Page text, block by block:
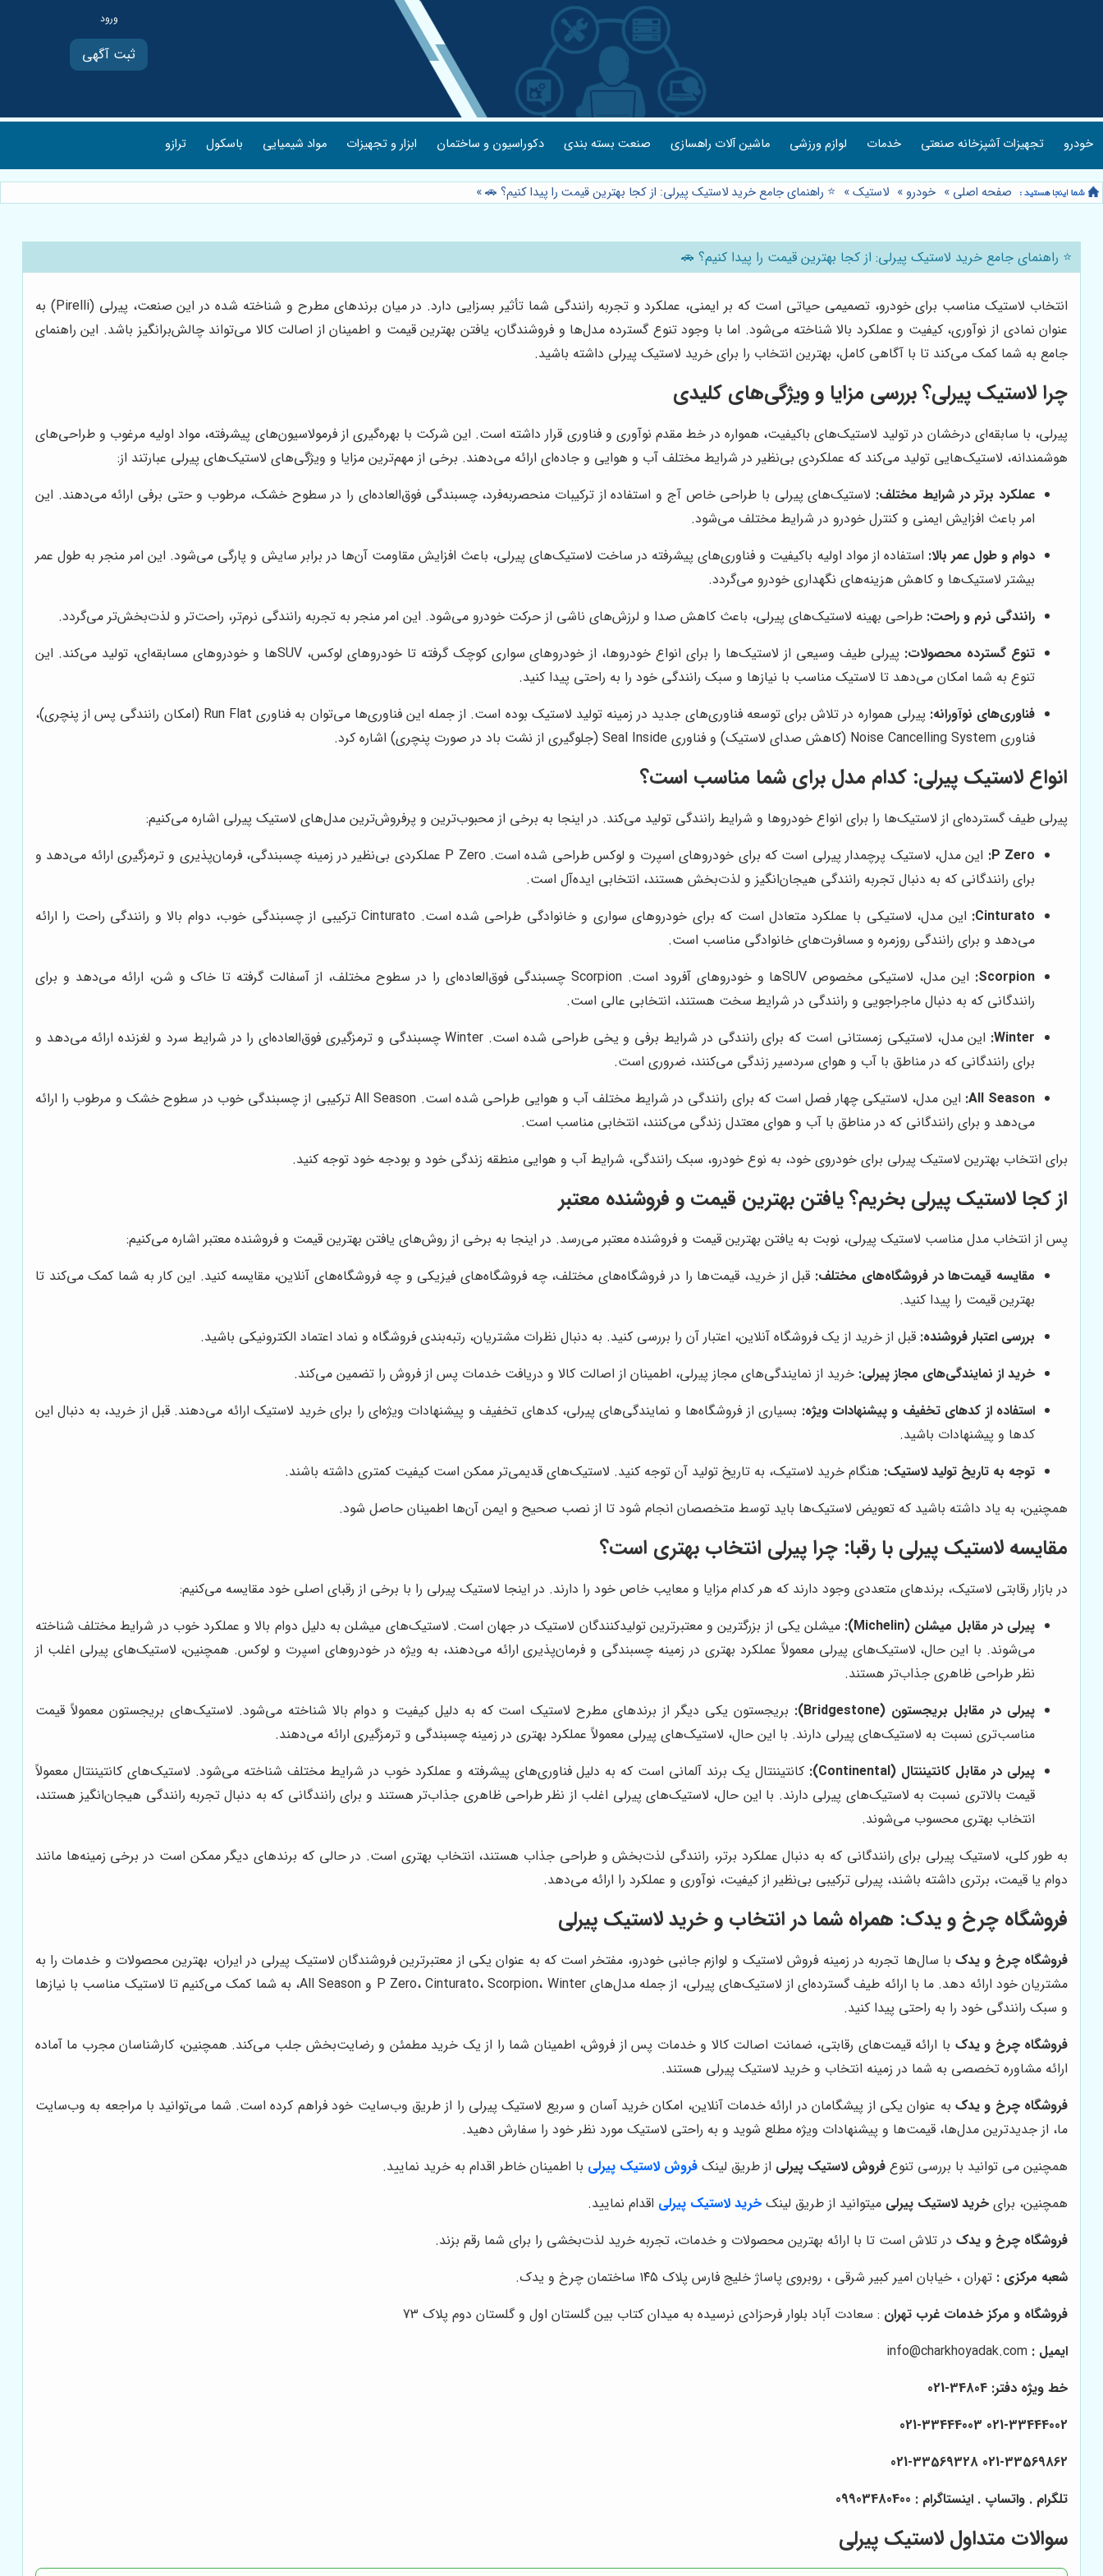
ثبت آگهی
خودرو تجهیزات آشپزخانه صنعتی خدمات لوازم ورزشی ماشین آلات راهسازی صنعت بسته بندی دکوراسیون و ساختمان ابزار و تجهیزات مواد شیمیایی باسکول ترازو
صفحه اصلی » خودرو » لاستیک» ⭐️ راهنمای جامع خرید لاستیک پیرلی: از کجا بهترین قیمت را پیدا کنیم؟ 🚗»
⭐️ راهنمای جامع خرید لاستیک پیرلی: از کجا بهترین قیمت را پیدا کنیم؟ 🚗
انتخاب لاستیک مناسب برای خودرو، تصمیمی حیاتی است که بر ایمنی، عملکرد و تجربه رانندگی شما تأثیر بسزایی دارد. در میان برندهای مطرح و شناخته شده در این صنعت، پیرلی (Pirelli) به
عنوان نمادی از نوآوری، کیفیت و عملکرد بالا شناخته می‌شود. اما با وجود تنوع گسترده مدل‌ها و فروشندگان، یافتن بهترین قیمت و اطمینان از اصالت کالا می‌تواند چالش‌برانگیز باشد. این راهنمای
جامع به شما کمک می‌کند تا با آگاهی کامل، بهترین انتخاب را برای خرید لاستیک پیرلی داشته باشید.
چرا لاستیک پیرلی؟ بررسی مزایا و ویژگی‌های کلیدی
پیرلی، با سابقه‌ای درخشان در تولید لاستیک‌های باکیفیت، همواره در خط مقدم نوآوری و فناوری قرار داشته است. این شرکت با بهره‌گیری از فرمولاسیون‌های پیشرفته، مواد اولیه مرغوب و طراحی‌های
هوشمندانه، لاستیک‌هایی تولید می‌کند که عملکردی بی‌نظیر در شرایط مختلف آب و هوایی و جاده‌ای ارائه می‌دهند. برخی از مهم‌ترین مزایا و ویژگی‌های لاستیک‌های پیرلی عبارتند از:
عملکرد برتر در شرایط مختلف: لاستیک‌های پیرلی با طراحی خاص آج و استفاده از ترکیبات منحصربه‌فرد، چسبندگی فوق‌العاده‌ای را در سطوح خشک، مرطوب و حتی برفی ارائه می‌دهند. این
امر باعث افزایش ایمنی و کنترل خودرو در شرایط مختلف می‌شود.
دوام و طول عمر بالا: استفاده از مواد اولیه باکیفیت و فناوری‌های پیشرفته در ساخت لاستیک‌های پیرلی، باعث افزایش مقاومت آن‌ها در برابر سایش و پارگی می‌شود. این امر منجر به طول عمر
بیشتر لاستیک‌ها و کاهش هزینه‌های نگهداری خودرو می‌گردد.
رانندگی نرم و راحت: طراحی بهینه لاستیک‌های پیرلی، باعث کاهش صدا و لرزش‌های ناشی از حرکت خودرو می‌شود. این امر منجر به تجربه رانندگی نرم‌تر، راحت‌تر و لذت‌بخش‌تر می‌گردد.
تنوع گسترده محصولات:
پیرلی طیف وسیعی از لاستیک‌ها را برای انواع خودروها، از خودروهای سواری کوچک گرفته تا خودروهای لوکس، SUVها و خودروهای مسابقه‌ای، تولید می‌کند. این
تنوع به شما امکان می‌دهد تا لاستیک مناسب با نیازها و سبک رانندگی خود را به راحتی پیدا کنید.
فناوری‌های نوآورانه:
پیرلی همواره در تلاش برای توسعه فناوری‌های جدید در زمینه تولید لاستیک بوده است. از جمله این فناوری‌ها می‌توان به فناوری Run Flat (امکان رانندگی پس از پنچری)،
فناوری Noise Cancelling System (کاهش صدای لاستیک) و فناوری Seal Inside (جلوگیری از نشت باد در صورت پنچری) اشاره کرد.
انواع لاستیک پیرلی: کدام مدل برای شما مناسب است؟
پیرلی طیف گسترده‌ای از لاستیک‌ها را برای انواع خودروها و شرایط رانندگی تولید می‌کند. در اینجا به برخی از محبوب‌ترین و پرفروش‌ترین مدل‌های لاستیک پیرلی اشاره می‌کنیم:
P Zero:
این مدل، لاستیک پرچمدار پیرلی است که برای خودروهای اسپرت و لوکس طراحی شده است. P Zero عملکردی بی‌نظیر در زمینه چسبندگی، فرمان‌پذیری و ترمزگیری ارائه می‌دهد و
برای رانندگانی که به دنبال تجربه رانندگی هیجان‌انگیز و لذت‌بخش هستند، انتخابی ایده‌آل است.
Cinturato:
این مدل، لاستیکی با عملکرد متعادل است که برای خودروهای سواری و خانوادگی طراحی شده است. Cinturato ترکیبی از چسبندگی خوب، دوام بالا و رانندگی راحت را ارائه
می‌دهد و برای رانندگی روزمره و مسافرت‌های خانوادگی مناسب است.
Scorpion:
این مدل، لاستیکی مخصوص SUVها و خودروهای آفرود است. Scorpion چسبندگی فوق‌العاده‌ای را در سطوح مختلف، از آسفالت گرفته تا خاک و شن، ارائه می‌دهد و برای
رانندگانی که به دنبال ماجراجویی و رانندگی در شرایط سخت هستند، انتخابی عالی است.
Winter:
این مدل، لاستیکی زمستانی است که برای رانندگی در شرایط برفی و یخی طراحی شده است. Winter چسبندگی و ترمزگیری فوق‌العاده‌ای را در شرایط سرد و لغزنده ارائه می‌دهد و
برای رانندگانی که در مناطق با آب و هوای سردسیر زندگی می‌کنند، ضروری است.
All Season:
این مدل، لاستیکی چهار فصل است که برای رانندگی در شرایط مختلف آب و هوایی طراحی شده است. All Season ترکیبی از چسبندگی خوب در سطوح خشک و مرطوب را ارائه
می‌دهد و برای رانندگانی که در مناطق با آب و هوای معتدل زندگی می‌کنند، انتخابی مناسب است.
برای انتخاب بهترین لاستیک پیرلی برای خودروی خود، به نوع خودرو، سبک رانندگی، شرایط آب و هوایی منطقه زندگی خود و بودجه خود توجه کنید.
از کجا لاستیک پیرلی بخریم؟ یافتن بهترین قیمت و فروشنده معتبر
پس از انتخاب مدل مناسب لاستیک پیرلی، نوبت به یافتن بهترین قیمت و فروشنده معتبر می‌رسد. در اینجا به برخی از روش‌های یافتن بهترین قیمت و فروشنده معتبر اشاره می‌کنیم:
مقایسه قیمت‌ها در فروشگاه‌های مختلف: قبل از خرید، قیمت‌ها را در فروشگاه‌های مختلف، چه فروشگاه‌های فیزیکی و چه فروشگاه‌های آنلاین، مقایسه کنید. این کار به شما کمک می‌کند تا
بهترین قیمت را پیدا کنید.
بررسی اعتبار فروشنده: قبل از خرید از یک فروشگاه آنلاین، اعتبار آن را بررسی کنید. به دنبال نظرات مشتریان، رتبه‌بندی فروشگاه و نماد اعتماد الکترونیکی باشید.
خرید از نمایندگی‌های مجاز پیرلی: خرید از نمایندگی‌های مجاز پیرلی، اطمینان از اصالت کالا و دریافت خدمات پس از فروش را تضمین می‌کند.
استفاده از کدهای تخفیف و پیشنهادات ویژه: بسیاری از فروشگاه‌ها و نمایندگی‌های پیرلی، کدهای تخفیف و پیشنهادات ویژه‌ای را برای خرید لاستیک ارائه می‌دهند. قبل از خرید، به دنبال این
کدها و پیشنهادات باشید.
توجه به تاریخ تولید لاستیک: هنگام خرید لاستیک، به تاریخ تولید آن توجه کنید. لاستیک‌های قدیمی‌تر ممکن است کیفیت کمتری داشته باشند.
همچنین، به یاد داشته باشید که تعویض لاستیک‌ها باید توسط متخصصان انجام شود تا از نصب صحیح و ایمن آن‌ها اطمینان حاصل شود.
مقایسه لاستیک پیرلی با رقبا: چرا پیرلی انتخاب بهتری است؟
در بازار رقابتی لاستیک، برندهای متعددی وجود دارند که هر کدام مزایا و معایب خاص خود را دارند. در اینجا لاستیک پیرلی را با برخی از رقبای اصلی خود مقایسه می‌کنیم:
پیرلی در مقابل میشلن (Michelin):
میشلن یکی از بزرگترین و معتبرترین تولیدکنندگان لاستیک در جهان است. لاستیک‌های میشلن به دلیل دوام بالا و عملکرد خوب در شرایط مختلف شناخته
می‌شوند. با این حال، لاستیک‌های پیرلی معمولاً عملکرد بهتری در زمینه چسبندگی و فرمان‌پذیری ارائه می‌دهند، به ویژه در خودروهای اسپرت و لوکس. همچنین، لاستیک‌های پیرلی اغلب از
نظر طراحی ظاهری جذاب‌تر هستند.
پیرلی در مقابل بریجستون (Bridgestone):
بریجستون یکی دیگر از برندهای مطرح لاستیک است که به دلیل کیفیت و دوام بالا شناخته می‌شود. لاستیک‌های بریجستون معمولاً قیمت
مناسب‌تری نسبت به لاستیک‌های پیرلی دارند. با این حال، لاستیک‌های پیرلی معمولاً عملکرد بهتری در زمینه چسبندگی و ترمزگیری ارائه می‌دهند.
پیرلی در مقابل کانتیننتال (Continental):
کانتیننتال یک برند آلمانی است که به دلیل فناوری‌های پیشرفته و عملکرد خوب در شرایط مختلف شناخته می‌شود. لاستیک‌های کانتیننتال معمولاً
قیمت بالاتری نسبت به لاستیک‌های پیرلی دارند. با این حال، لاستیک‌های پیرلی اغلب از نظر طراحی ظاهری جذاب‌تر هستند و برای رانندگانی که به دنبال تجربه رانندگی هیجان‌انگیز هستند،
انتخاب بهتری محسوب می‌شوند.
به طور کلی، لاستیک پیرلی برای رانندگانی که به دنبال عملکرد برتر، رانندگی لذت‌بخش و طراحی جذاب هستند، انتخاب بهتری است. در حالی که برندهای دیگر ممکن است در برخی زمینه‌ها مانند
دوام یا قیمت، برتری داشته باشند، پیرلی ترکیبی بی‌نظیر از کیفیت، نوآوری و عملکرد را ارائه می‌دهد.
فروشگاه چرخ و یدک: همراه شما در انتخاب و خرید لاستیک پیرلی
فروشگاه چرخ و یدکبا سال‌ها تجربه در زمینه فروش لاستیک و لوازم جانبی خودرو، مفتخر است که به عنوان یکی از معتبرترین فروشندگان لاستیک پیرلی در ایران، بهترین محصولات و خدمات را به
مشتریان خود ارائه دهد. ما با ارائه طیف گسترده‌ای از لاستیک‌های پیرلی، از جمله مدل‌های P Zero، Cinturato، Scorpion، Winter و All Season، به شما کمک می‌کنیم تا لاستیک مناسب با نیازها
و سبک رانندگی خود را به راحتی پیدا کنید.
فروشگاه چرخ و یدک با ارائه قیمت‌های رقابتی، ضمانت اصالت کالا و خدمات پس از فروش، اطمینان شما را از یک خرید مطمئن و رضایت‌بخش جلب می‌کند. همچنین، کارشناسان مجرب ما آماده
ارائه مشاوره تخصصی به شما در زمینه انتخاب و خرید لاستیک پیرلی هستند.
فروشگاه چرخ و یدک به عنوان یکی از پیشگامان در ارائه خدمات آنلاین، امکان خرید آسان و سریع لاستیک پیرلی را از طریق وب‌سایت خود فراهم کرده است. شما می‌توانید با مراجعه به وب‌سایت
ما، از جدیدترین مدل‌ها، قیمت‌ها و پیشنهادات ویژه مطلع شوید و به راحتی لاستیک مورد نظر خود را سفارش دهید.
همچنین می توانید با بررسی تنوع فروش لاستیک پیرلی از طریق لینک فروش لاستیک پیرلی با اطمینان خاطر اقدام به خرید نمایید.
همچنین، برای خرید لاستیک پیرلی میتوانید از طریق لینک خرید لاستیک پیرلی اقدام نمایید.
فروشگاه چرخ و یدکدر تلاش است تا با ارائه بهترین محصولات و خدمات، تجربه خرید لذت‌بخشی را برای شما رقم بزند.
شعبه مرکزی : تهران ، خیابان امیر کبیر شرقی ، روبروی پاساژ خلیج فارس پلاک ۱۴۵ ساختمان چرخ و یدک.
فروشگاه و مرکز خدمات غرب تهران : سعادت آباد بلوار فرحزادی نرسیده به میدان کتاب بین گلستان اول و گلستان دوم پلاک 73
ایمیل :
خط ویژه دفتر: 34804-021
021-33444002 021-33444003
021-33569862 021-33569328
تلگرام . واتساپ . اینستاگرام : 09903480400
سوالات متداول لاستیک پیرلی